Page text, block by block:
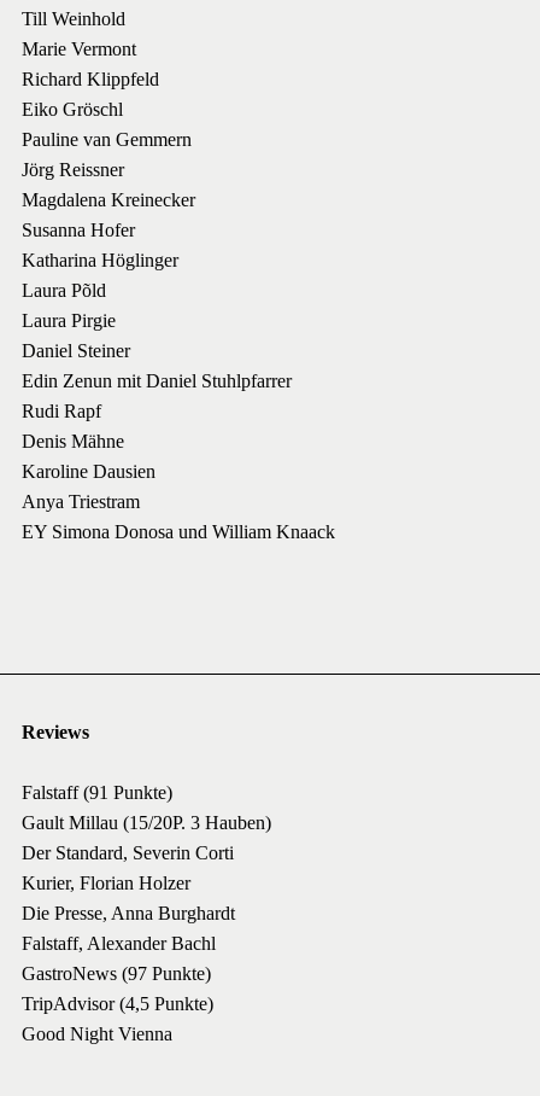
Till Weinhold
Marie Vermont
Richard Klippfeld
Eiko Gröschl
Pauline van Gemmern
Jörg Reissner
Magdalena Kreinecker
Susanna Hofer
Katharina Höglinger
Laura Põld
Laura Pirgie
Daniel Steiner
Edin Zenun mit Daniel Stuhlpfarrer
Rudi Rapf
Denis Mähne
Karoline Dausien
Anya Triestram
EY Simona Donosa und William Knaack
Reviews
Falstaff (91 Punkte)
Gault Millau (15/20P. 3 Hauben)
Der Standard, Severin Corti
Kurier, Florian Holzer
Die Presse, Anna Burghardt
Falstaff, Alexander Bachl
GastroNews (97 Punkte)
TripAdvisor (4,5 Punkte)
Good Night Vienna